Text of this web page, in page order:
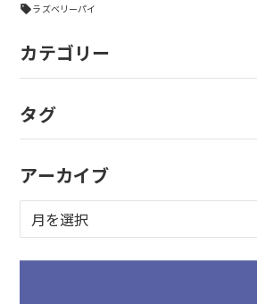
sellラズベリーパイ
カテゴリー
タグ
アーカイブ